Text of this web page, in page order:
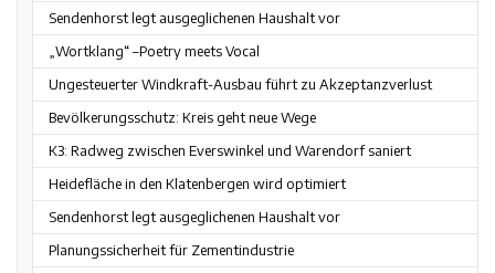
Sendenhorst legt ausgeglichenen Haushalt vor
„Wortklang“ –Poetry meets Vocal
Ungesteuerter Windkraft-Ausbau führt zu Akzeptanzverlust
Bevölkerungsschutz: Kreis geht neue Wege
K3: Radweg zwischen Everswinkel und Warendorf saniert
Heidefläche in den Klatenbergen wird optimiert
Sendenhorst legt ausgeglichenen Haushalt vor
Planungssicherheit für Zementindustrie